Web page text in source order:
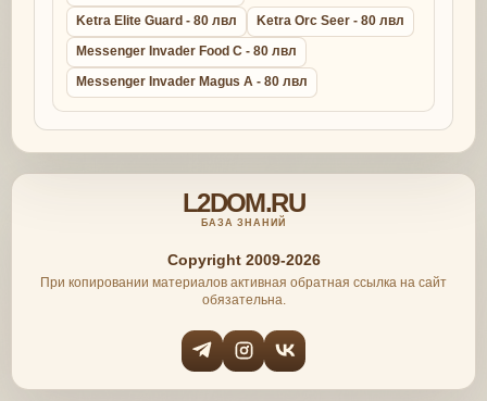
Ketra Elite Guard - 80 лвл
Ketra Orc Seer - 80 лвл
Messenger Invader Food C - 80 лвл
Messenger Invader Magus A - 80 лвл
L2DOM.RU
БАЗА ЗНАНИЙ
Copyright 2009-2026
При копировании материалов активная обратная ссылка на сайт
обязательна.